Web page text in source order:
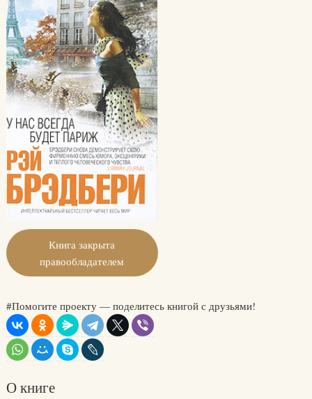
Книга закрыта
правообладателем
#Помогите проекту — поделитесь книгой с друзьями!
О книге